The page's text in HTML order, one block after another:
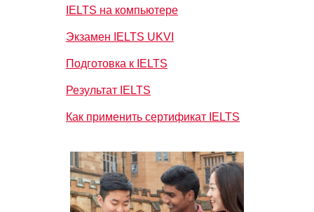
IELTS на компьютере
Экзамен IELTS UKVI
Подготовка к IELTS
Результат IELTS
Как применить сертификат IELTS